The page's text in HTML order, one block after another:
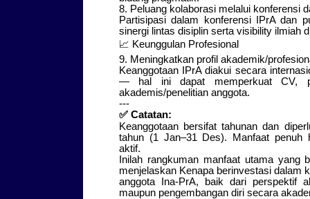
8. Peluang kolaborasi melalui konferensi
Partisipasi dalam konferensi IPrA dan
sinergi lintas disiplin serta visibility ilmiah
📈 Keunggulan Profesional
9. Meningkatkan profil akademik/
Keanggotaan IPrA diakui secara
— hal ini dapat memperkuat CV,
akademis/penelitian anggota.
---
✅ Catatan:
Keanggotaan bersifat tahunan dan
tahun (1 Jan–31 Des). Manfaat penuh
aktif.
Inilah rangkuman manfaat utama yang
menjelaskan Kenapa berinvestasi dalam
anggota Ina-PrA, baik dari perspektif
maupun pengembangan diri secara